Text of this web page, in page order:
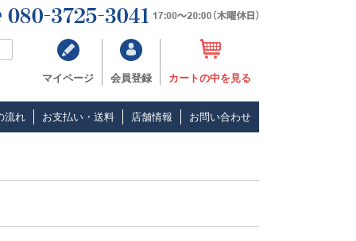
マイページ 会員登録 カートの中を見る
流れ お支払い・送料 店舗情報 お問い合わせ